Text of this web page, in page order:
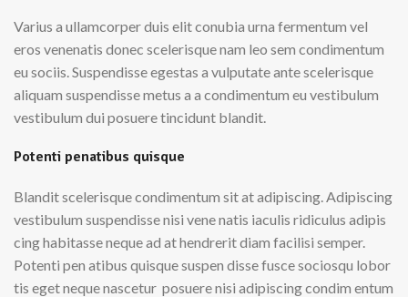
Varius a ullamcorper duis elit conubia urna fermentum vel
eros venenatis donec scelerisque nam leo sem condimentum
eu sociis. Suspendisse egestas a vulputate ante scelerisque
aliquam suspendisse metus a a condimentum eu vestibulum
vestibulum dui posuere tincidunt blandit.
Potenti penatibus quisque
Blandit scelerisque condimentum sit at adipiscing. Adipiscing
vestibulum suspendisse nisi vene natis iaculis ridiculus adipis
cing habitasse neque ad at hendrerit diam facilisi semper.
Potenti pen atibus quisque suspen disse fusce sociosqu lobor
tis eget neque nascetur posuere nisi adipiscing condim entum